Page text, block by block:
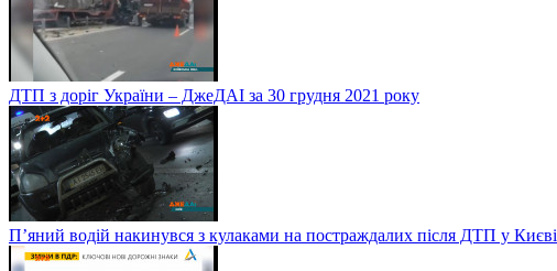
ДТП з доріг України – ДжеДАІ за 30 грудня 2021 року
П’яний водій накинувся з кулаками на постраждалих після ДТП у Києві